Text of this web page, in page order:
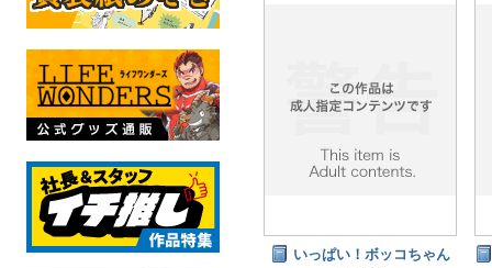
いっぱい！ボッコちゃん